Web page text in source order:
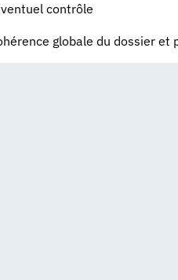
contrôle
globale du dossier